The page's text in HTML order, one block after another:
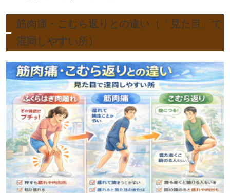
筋肉痛・こむら返りとの違い（「見た目」で
混同しやすい所）